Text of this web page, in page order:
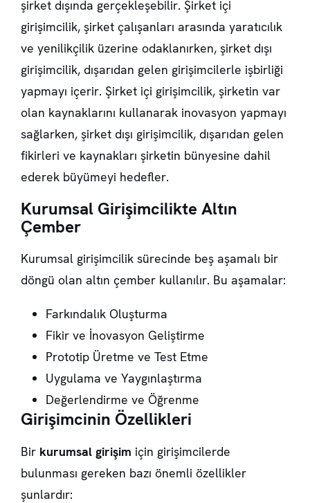
şirket dışında gerçekleşebilir. Şirket içi
girişimcilik, şirket çalışanları arasında yaratıcılık
ve yenilikçilik üzerine odaklanırken, şirket dışı
girişimcilik, dışarıdan gelen girişimcilerle işbirliği
yapmayı içerir. Şirket içi girişimcilik, şirketin var
olan kaynaklarını kullanarak inovasyon yapmayı
sağlarken, şirket dışı girişimcilik, dışarıdan gelen
fikirleri ve kaynakları şirketin bünyesine dahil
ederek büyümeyi hedefler.
Kurumsal Girişimcilikte Altın
Çember
Kurumsal girişimcilik sürecinde beş aşamalı bir
döngü olan altın çember kullanılır. Bu aşamalar:
Farkındalık Oluşturma
Fikir ve İnovasyon Geliştirme
Prototip Üretme ve Test Etme
Uygulama ve Yaygınlaştırma
Değerlendirme ve Öğrenme
Girişimcinin Özellikleri
Bir kurumsal girişim için girişimcilerde
bulunması gereken bazı önemli özellikler
şunlardır: